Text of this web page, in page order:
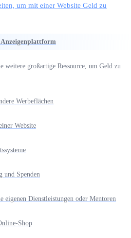
um mit einer Website Geld zu
Anzeigenplattform
weitere großartige Ressource, um Geld zu
Werbeflächen
Website
und Spenden
eigenen Dienstleistungen oder Mentoren
Shop